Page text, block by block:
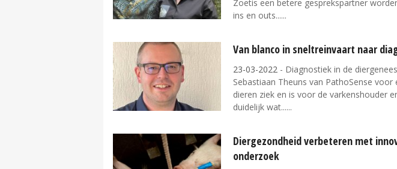
Zoetis een betere gesprekspartner
ins en outs...
Van blanco in sneltreinvaart naar
23-03-2022 - Diagnostiek in de
Sebastiaan Theuns van PathoSense
dieren ziek en is voor de varkenshouder
duidelijk wat...
Diergezondheid verbeteren met
onderzoek